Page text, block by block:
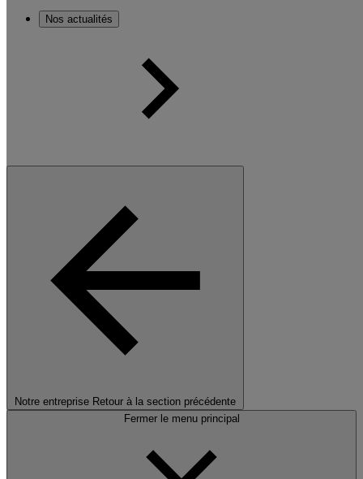
Nos actualités
Notre entreprise Retour à la section précédente
Fermer le menu principal